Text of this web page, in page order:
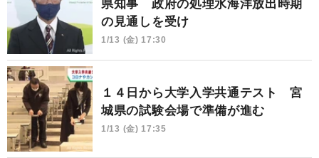
県知事 政府の処理水海洋放出時期
の見通しを受け
1/13 (金) 17:30
１４日から大学入学共通テスト 宮
城県の試験会場で準備が進む
1/13 (金) 17:35